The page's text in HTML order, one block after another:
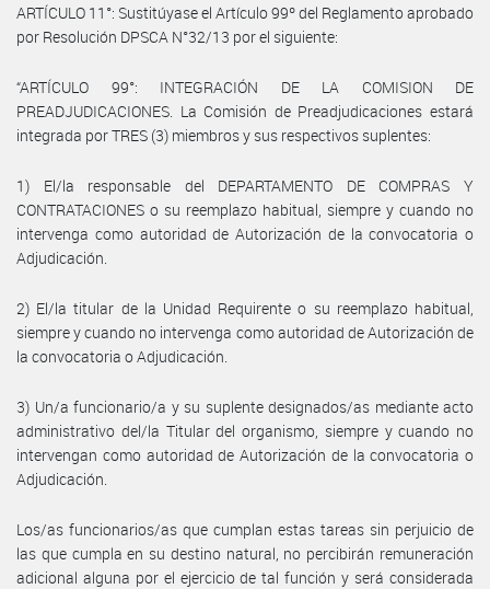
ARTÍCULO 11°: Sustitúyase el Artículo 99º del Reglamento aprobado
por Resolución DPSCA N°32/13 por el siguiente:
“ARTÍCULO 99°: INTEGRACIÓN DE LA COMISION DE
PREADJUDICACIONES. La Comisión de Preadjudicaciones estará
integrada por TRES (3) miembros y sus respectivos suplentes:
1) El/la responsable del DEPARTAMENTO DE COMPRAS Y
CONTRATACIONES o su reemplazo habitual, siempre y cuando no
intervenga como autoridad de Autorización de la convocatoria o
Adjudicación.
2) El/la titular de la Unidad Requirente o su reemplazo habitual,
siempre y cuando no intervenga como autoridad de Autorización de
la convocatoria o Adjudicación.
3) Un/a funcionario/a y su suplente designados/as mediante acto
administrativo del/la Titular del organismo, siempre y cuando no
intervengan como autoridad de Autorización de la convocatoria o
Adjudicación.
Los/as funcionarios/as que cumplan estas tareas sin perjuicio de
las que cumpla en su destino natural, no percibirán remuneración
adicional alguna por el ejercicio de tal función y será considerada